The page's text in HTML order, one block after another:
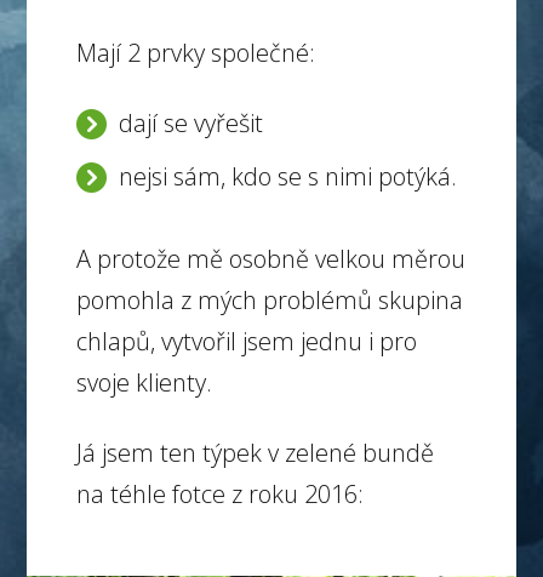
Mají 2 prvky společné:
dají se vyřešit
nejsi sám, kdo se s nimi potýká.
A protože mě osobně velkou měrou
pomohla z mých problémů skupina
chlapů, vytvořil jsem jednu i pro
svoje klienty.
Já jsem ten týpek v zelené bundě
na téhle fotce z roku 2016: